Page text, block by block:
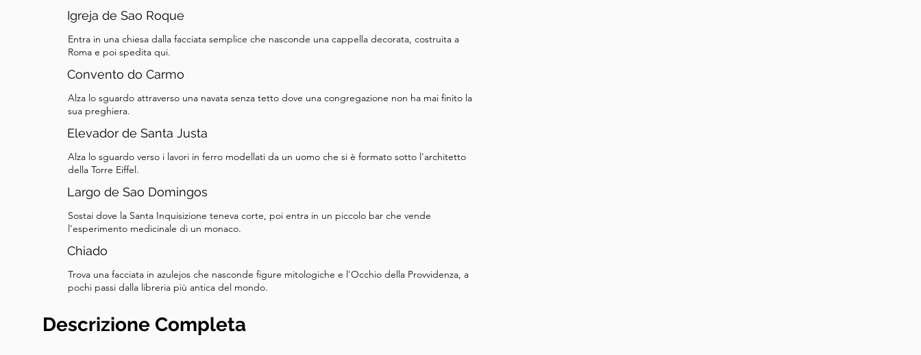
Igreja de Sao Roque
Entra in una chiesa dalla facciata semplice che nasconde una cappella decorata, costruita a
Roma e poi spedita qui.
Convento do Carmo
Alza lo sguardo attraverso una navata senza tetto dove una congregazione non ha mai finito la
sua preghiera.
Elevador de Santa Justa
Alza lo sguardo verso i lavori in ferro modellati da un uomo che si è formato sotto l'architetto
della Torre Eiffel.
Largo de Sao Domingos
Sostai dove la Santa Inquisizione teneva corte, poi entra in un piccolo bar che vende
l'esperimento medicinale di un monaco.
Chiado
Trova una facciata in azulejos che nasconde figure mitologiche e l'Occhio della Provvidenza, a
pochi passi dalla libreria più antica del mondo.
Descrizione Completa